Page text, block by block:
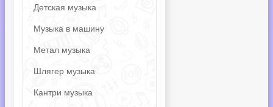
Детская музыка
Музыка в машину
Метал музыка
Шлягер музыка
Кантри музыка